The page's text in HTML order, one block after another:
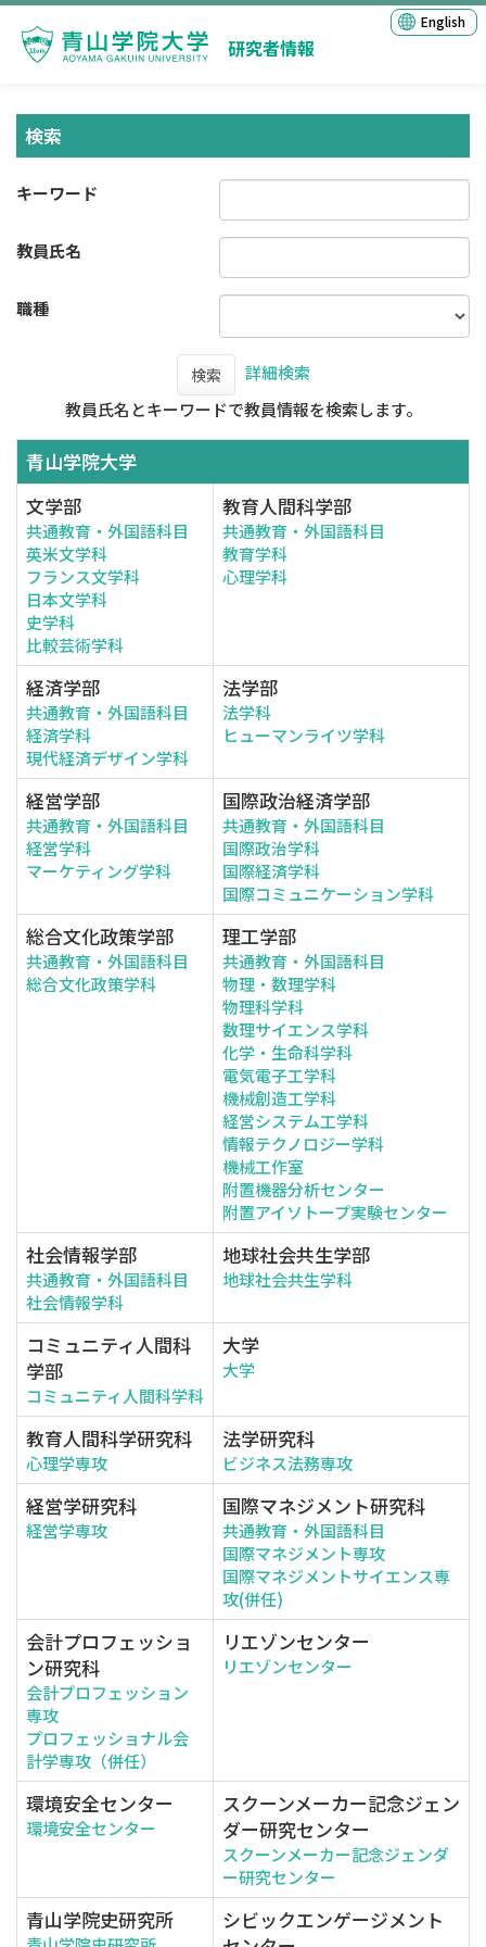
研究者情報
English
検索
キーワード
教員氏名
職種
検索
詳細検索
教員氏名とキーワードで教員情報を検索します。
青山学院大学
文学部
共通教育・外国語科目
英米文学科
フランス文学科
日本文学科
史学科
比較芸術学科
教育人間科学部
共通教育・外国語科目
教育学科
心理学科
経済学部
共通教育・外国語科目
経済学科
現代経済デザイン学科
法学部
法学科
ヒューマンライツ学科
経営学部
共通教育・外国語科目
経営学科
マーケティング学科
国際政治経済学部
共通教育・外国語科目
国際政治学科
国際経済学科
国際コミュニケーション学科
総合文化政策学部
共通教育・外国語科目
総合文化政策学科
理工学部
共通教育・外国語科目
物理・数理学科
物理科学科
数理サイエンス学科
化学・生命科学科
電気電子工学科
機械創造工学科
経営システム工学科
情報テクノロジー学科
機械工作室
附置機器分析センター
附置アイソトープ実験センター
社会情報学部
共通教育・外国語科目
社会情報学科
地球社会共生学部
地球社会共生学科
コミュニティ人間科
学部
コミュニティ人間科学科
大学
大学
教育人間科学研究科
心理学専攻
法学研究科
ビジネス法務専攻
経営学研究科
経営学専攻
国際マネジメント研究科
共通教育・外国語科目
国際マネジメント専攻
国際マネジメントサイエンス専
攻(併任)
会計プロフェッショ
ン研究科
会計プロフェッション
専攻
プロフェッショナル会
計学専攻（併任）
リエゾンセンター
リエゾンセンター
環境安全センター
環境安全センター
スクーンメーカー記念ジェン
ダー研究センター
スクーンメーカー記念ジェンダ
ー研究センター
青山学院史研究所
シビックエンゲージメント